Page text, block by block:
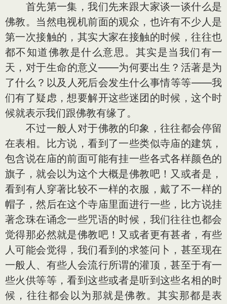
首先第一集，我们先来跟大家谈一谈什么是
佛教。当然电视机前面的观众，也许有不少人是
第一次接触的，其实大家在接触的时候，往往也
都不知道佛教是什么意思。其实是当我们有一
天，对于生命的意义——为何要出生？活著是为
了什么？以及人死后会发生什么事情等等——我
们有了疑虑，想要解开这些迷团的时候，这个时
候就表示我们跟佛教有缘了。
不过一般人对于佛教的印象，往往都会停留
在表相。比方说，看到了一些类似寺庙的建筑，
包含说在庙的前面可能有挂一些各式各样颜色的
旗子，就会以为这个大概是佛教吧！又或者是，
看到有人穿著比较不一样的衣服，戴了不一样的
帽子，然后在这个寺庙里面进行一些，比方说挂
著念珠在诵念一些咒语的时候，我们往往也都会
觉得那必然就是佛教吧！又或者更有甚者，有些
人可能会觉得，我们看到的求签问卜，甚至现在
一般人、有些人会流行所谓的灌顶，甚至于有一
些火供等等，看到这些或者是听到这些名相的时
候，往往都会以为那就是佛教。其实那都是表